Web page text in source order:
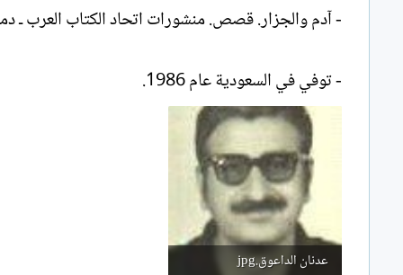
- آدم والجزار. قصص. منشورات اتحاد الكتاب العرب ـ دمشق
- توفي في السعودية عام 1986.
عدنان الداعوق.jpg